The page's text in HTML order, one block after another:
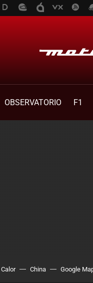
OBSERVATORIO F1
Calor China Google